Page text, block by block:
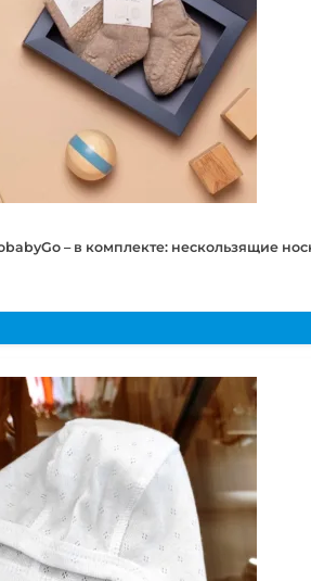
– в комплекте: нескользящие